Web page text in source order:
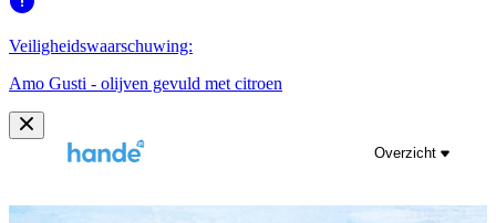
Veiligheidswaarschuwing:
Amo Gusti - olijven gevuld met citroen
Overzicht